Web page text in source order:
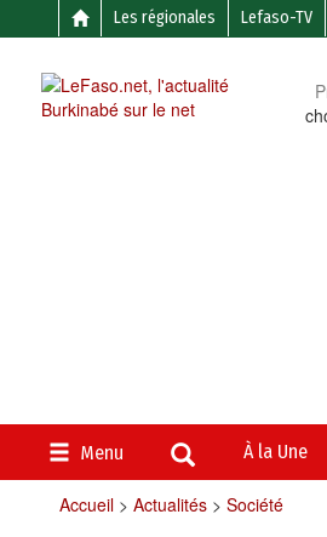
Les régionales Lefaso-TV
Menu À la Une
Accueil> Actualités> Société